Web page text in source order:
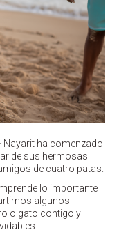
Nayarit ha comenzado
de sus hermosas
de cuatro patas.
lo importante
algunos
o gato contigo y